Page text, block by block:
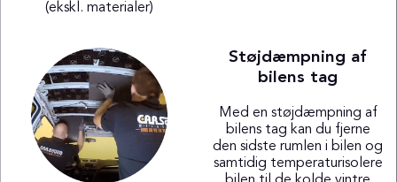
(ekskl. materialer)
Støjdæmpning af
bilens tag
Med en støjdæmpning af
bilens tag kan du fjerne
den sidste rumlen i bilen og
samtidig temperaturisolere